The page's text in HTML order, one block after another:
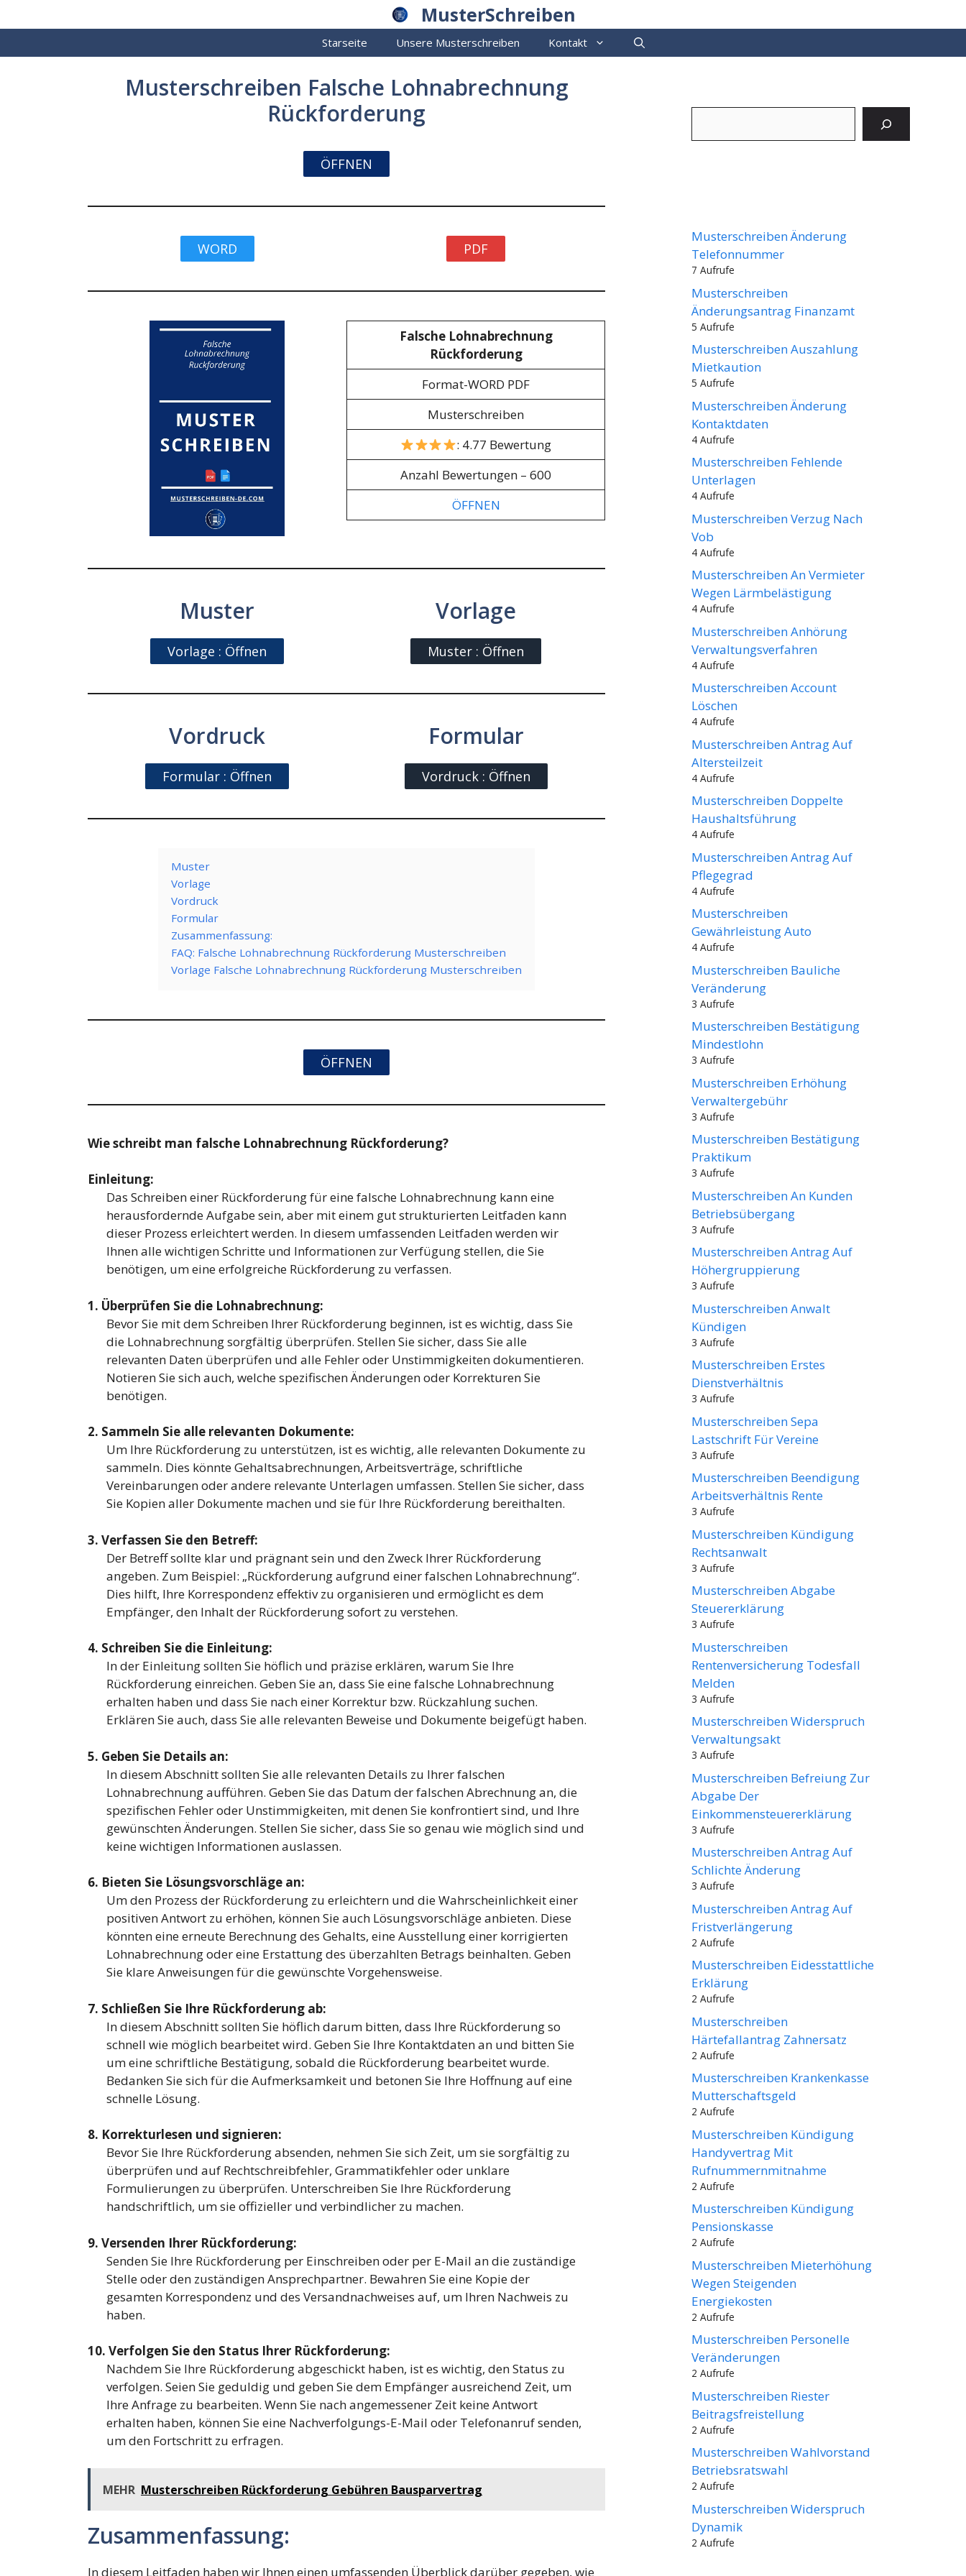
Inhalt
MusterSchreiben
Starseite Unsere Musterschreiben Kontakt
Musterschreiben Falsche Lohnabrechnung
Rückforderung
ÖFFNEN
WORD PDF
Falsche Lohnabrechnung
Rückforderung
Format-WORD PDF
Musterschreiben
: 4.77 Bewertung
Anzahl Bewertungen – 600
ÖFFNEN
Muster
Vorlage : Öffnen
Vorlage
Muster : Öffnen
Vordruck
Formular : Öffnen
Formular
Vordruck : Öffnen
Muster
Vorlage
Vordruck
Formular
Zusammenfassung:
FAQ: Falsche Lohnabrechnung Rückforderung Musterschreiben
Vorlage Falsche Lohnabrechnung Rückforderung Musterschreiben
ÖFFNEN
Wie schreibt man falsche Lohnabrechnung Rückforderung?
Einleitung:
Das Schreiben einer Rückforderung für eine falsche Lohnabrechnung kann eine
herausfordernde Aufgabe sein, aber mit einem gut strukturierten Leitfaden kann
dieser Prozess erleichtert werden. In diesem umfassenden Leitfaden werden wir
Ihnen alle wichtigen Schritte und Informationen zur Verfügung stellen, die Sie
benötigen, um eine erfolgreiche Rückforderung zu verfassen.
1. Überprüfen Sie die Lohnabrechnung:
Bevor Sie mit dem Schreiben Ihrer Rückforderung beginnen, ist es wichtig, dass Sie
die Lohnabrechnung sorgfältig überprüfen. Stellen Sie sicher, dass Sie alle
relevanten Daten überprüfen und alle Fehler oder Unstimmigkeiten dokumentieren.
Notieren Sie sich auch, welche spezifischen Änderungen oder Korrekturen Sie
benötigen.
2. Sammeln Sie alle relevanten Dokumente:
Um Ihre Rückforderung zu unterstützen, ist es wichtig, alle relevanten Dokumente zu
sammeln. Dies könnte Gehaltsabrechnungen, Arbeitsverträge, schriftliche
Vereinbarungen oder andere relevante Unterlagen umfassen. Stellen Sie sicher, dass
Sie Kopien aller Dokumente machen und sie für Ihre Rückforderung bereithalten.
3. Verfassen Sie den Betreff:
Der Betreff sollte klar und prägnant sein und den Zweck Ihrer Rückforderung
angeben. Zum Beispiel: „Rückforderung aufgrund einer falschen Lohnabrechnung“.
Dies hilft, Ihre Korrespondenz effektiv zu organisieren und ermöglicht es dem
Empfänger, den Inhalt der Rückforderung sofort zu verstehen.
4. Schreiben Sie die Einleitung:
In der Einleitung sollten Sie höflich und präzise erklären, warum Sie Ihre
Rückforderung einreichen. Geben Sie an, dass Sie eine falsche Lohnabrechnung
erhalten haben und dass Sie nach einer Korrektur bzw. Rückzahlung suchen.
Erklären Sie auch, dass Sie alle relevanten Beweise und Dokumente beigefügt haben.
5. Geben Sie Details an:
In diesem Abschnitt sollten Sie alle relevanten Details zu Ihrer falschen
Lohnabrechnung aufführen. Geben Sie das Datum der falschen Abrechnung an, die
spezifischen Fehler oder Unstimmigkeiten, mit denen Sie konfrontiert sind, und Ihre
gewünschten Änderungen. Stellen Sie sicher, dass Sie so genau wie möglich sind und
keine wichtigen Informationen auslassen.
6. Bieten Sie Lösungsvorschläge an:
Um den Prozess der Rückforderung zu erleichtern und die Wahrscheinlichkeit einer
positiven Antwort zu erhöhen, können Sie auch Lösungsvorschläge anbieten. Diese
könnten eine erneute Berechnung des Gehalts, eine Ausstellung einer korrigierten
Lohnabrechnung oder eine Erstattung des überzahlten Betrags beinhalten. Geben
Sie klare Anweisungen für die gewünschte Vorgehensweise.
7. Schließen Sie Ihre Rückforderung ab:
In diesem Abschnitt sollten Sie höflich darum bitten, dass Ihre Rückforderung so
schnell wie möglich bearbeitet wird. Geben Sie Ihre Kontaktdaten an und bitten Sie
um eine schriftliche Bestätigung, sobald die Rückforderung bearbeitet wurde.
Bedanken Sie sich für die Aufmerksamkeit und betonen Sie Ihre Hoffnung auf eine
schnelle Lösung.
8. Korrekturlesen und signieren:
Bevor Sie Ihre Rückforderung absenden, nehmen Sie sich Zeit, um sie sorgfältig zu
überprüfen und auf Rechtschreibfehler, Grammatikfehler oder unklare
Formulierungen zu überprüfen. Unterschreiben Sie Ihre Rückforderung
handschriftlich, um sie offizieller und verbindlicher zu machen.
9. Versenden Ihrer Rückforderung:
Senden Sie Ihre Rückforderung per Einschreiben oder per E-Mail an die zuständige
Stelle oder den zuständigen Ansprechpartner. Bewahren Sie eine Kopie der
gesamten Korrespondenz und des Versandnachweises auf, um Ihren Nachweis zu
haben.
10. Verfolgen Sie den Status Ihrer Rückforderung:
Nachdem Sie Ihre Rückforderung abgeschickt haben, ist es wichtig, den Status zu
verfolgen. Seien Sie geduldig und geben Sie dem Empfänger ausreichend Zeit, um
Ihre Anfrage zu bearbeiten. Wenn Sie nach angemessener Zeit keine Antwort
erhalten haben, können Sie eine Nachverfolgungs-E-Mail oder Telefonanruf senden,
um den Fortschritt zu erfragen.
MEHR Musterschreiben Rückforderung Gebühren Bausparvertrag
Zusammenfassung:
In diesem Leitfaden haben wir Ihnen einen umfassenden Überblick darüber gegeben, wie
Musterschreiben Änderung
Telefonnummer
7 Aufrufe
Musterschreiben
Änderungsantrag Finanzamt
5 Aufrufe
Musterschreiben Auszahlung
Mietkaution
5 Aufrufe
Musterschreiben Änderung
Kontaktdaten
4 Aufrufe
Musterschreiben Fehlende
Unterlagen
4 Aufrufe
Musterschreiben Verzug Nach
Vob
4 Aufrufe
Musterschreiben An Vermieter
Wegen Lärmbelästigung
4 Aufrufe
Musterschreiben Anhörung
Verwaltungsverfahren
4 Aufrufe
Musterschreiben Account
Löschen
4 Aufrufe
Musterschreiben Antrag Auf
Altersteilzeit
4 Aufrufe
Musterschreiben Doppelte
Haushaltsführung
4 Aufrufe
Musterschreiben Antrag Auf
Pflegegrad
4 Aufrufe
Musterschreiben
Gewährleistung Auto
4 Aufrufe
Musterschreiben Bauliche
Veränderung
3 Aufrufe
Musterschreiben Bestätigung
Mindestlohn
3 Aufrufe
Musterschreiben Erhöhung
Verwaltergebühr
3 Aufrufe
Musterschreiben Bestätigung
Praktikum
3 Aufrufe
Musterschreiben An Kunden
Betriebsübergang
3 Aufrufe
Musterschreiben Antrag Auf
Höhergruppierung
3 Aufrufe
Musterschreiben Anwalt
Kündigen
3 Aufrufe
Musterschreiben Erstes
Dienstverhältnis
3 Aufrufe
Musterschreiben Sepa
Lastschrift Für Vereine
3 Aufrufe
Musterschreiben Beendigung
Arbeitsverhältnis Rente
3 Aufrufe
Musterschreiben Kündigung
Rechtsanwalt
3 Aufrufe
Musterschreiben Abgabe
Steuererklärung
3 Aufrufe
Musterschreiben
Rentenversicherung Todesfall
Melden
3 Aufrufe
Musterschreiben Widerspruch
Verwaltungsakt
3 Aufrufe
Musterschreiben Befreiung Zur
Abgabe Der
Einkommensteuererklärung
3 Aufrufe
Musterschreiben Antrag Auf
Schlichte Änderung
3 Aufrufe
Musterschreiben Antrag Auf
Fristverlängerung
2 Aufrufe
Musterschreiben Eidesstattliche
Erklärung
2 Aufrufe
Musterschreiben
Härtefallantrag Zahnersatz
2 Aufrufe
Musterschreiben Krankenkasse
Mutterschaftsgeld
2 Aufrufe
Musterschreiben Kündigung
Handyvertrag Mit
Rufnummernmitnahme
2 Aufrufe
Musterschreiben Kündigung
Pensionskasse
2 Aufrufe
Musterschreiben Mieterhöhung
Wegen Steigenden
Energiekosten
2 Aufrufe
Musterschreiben Personelle
Veränderungen
2 Aufrufe
Musterschreiben Riester
Beitragsfreistellung
2 Aufrufe
Musterschreiben Wahlvorstand
Betriebsratswahl
2 Aufrufe
Musterschreiben Widerspruch
Dynamik
2 Aufrufe